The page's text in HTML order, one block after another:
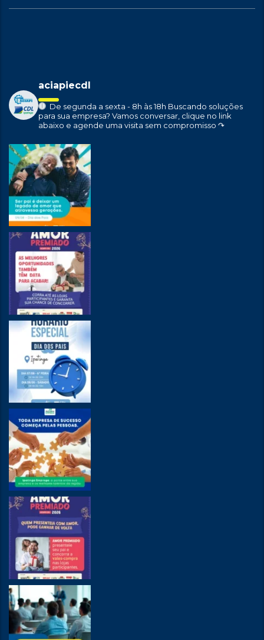
aciapiecdl
De segunda a sexta - 8h às 18h Buscando soluções
para sua empresa? Vamos conversar, clique no link
abaixo e agende uma visita sem compromisso ↷